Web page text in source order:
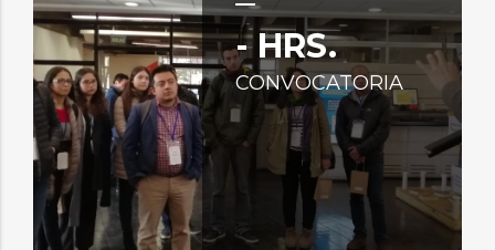
- HRS.
CONVOCATORIA